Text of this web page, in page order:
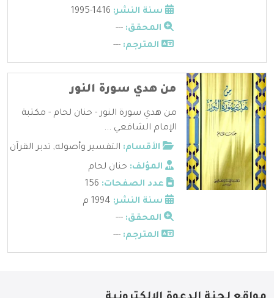
سنة النشر:
المحقق: ---
المترجم: ---
من هدي سورة النور
من هدي سورة النور - حنان لحام - مكتبة
الإمام الشافعي ...
الأقسام: التفسير وأصوله, تدبر القرآن
المؤلف: حنان لحام
عدد الصفحات:
سنة النشر:
المحقق: ---
المترجم: ---